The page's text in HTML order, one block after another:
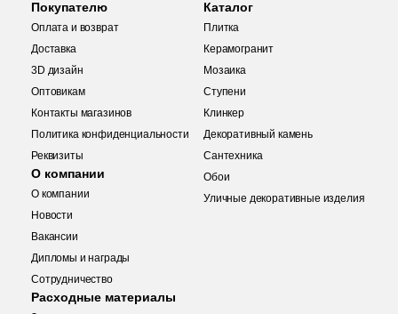
Купить в 1 клик
Заявка на бесплатный 3D дизайн
Покупателю
Оплата и возврат
Доставка
3D дизайн
Оптовикам
Контакты магазинов
Политика конфиденциальности
Реквизиты
О компании
О компании
Новости
Вакансии
Дипломы и награды
Сотрудничество
Расходные материалы
Каталог
Плитка
Керамогранит
Мозаика
Ступени
Клинкер
Декоративный камень
Сантехника
Обои
Уличные декоративные изделия